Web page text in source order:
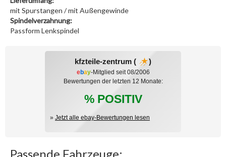
mit Spurstangen / mit Außengewinde
Spindelverzahnung:
Passform Lenkspindel
kfzteile-zentrum ( )
ebay-Mitglied seit 08/2006
Bewertungen der letzten 12 Monate:
% POSITIV
» Jetzt alle ebay-Bewertungen lesen
Passende Fahrzeuge: